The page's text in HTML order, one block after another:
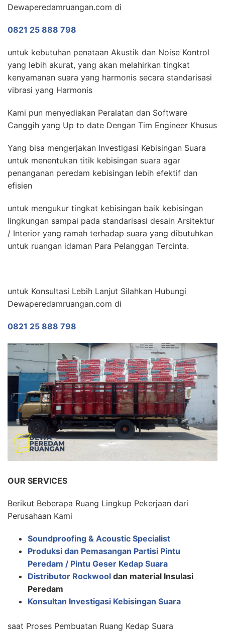
Dewaperedamruangan.com di
0821 25 888 798
untuk kebutuhan penataan Akustik dan Noise Kontrol
yang lebih akurat, yang akan melahirkan tingkat
kenyamanan suara yang harmonis secara standarisasi
vibrasi yang Harmonis
Kami pun menyediakan Peralatan dan Software
Canggih yang Up to date Dengan Tim Engineer Khusus
Yang bisa mengerjakan Investigasi Kebisingan Suara
untuk menentukan titik kebisingan suara agar
penanganan peredam kebisingan lebih efektif dan
efisien
untuk mengukur tingkat kebisingan baik kebisingan
lingkungan sampai pada standarisasi desain Arsitektur
/ Interior yang ramah terhadap suara yang dibutuhkan
untuk ruangan idaman Para Pelanggan Tercinta.
untuk Konsultasi Lebih Lanjut Silahkan Hubungi
Dewaperedamruangan.com di
0821 25 888 798
OUR SERVICES
Berikut Beberapa Ruang Lingkup Pekerjaan dari
Perusahaan Kami
Soundproofing & Acoustic Specialist
Produksi dan Pemasangan Partisi Pintu
Peredam / Pintu Geser Kedap Suara
Distributor Rockwool dan material Insulasi
Peredam
Konsultan Investigasi Kebisingan Suara
saat Proses Pembuatan Ruang Kedap Suara